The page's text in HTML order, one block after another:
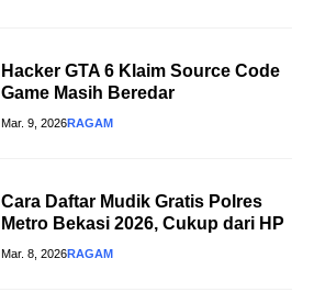
Hacker GTA 6 Klaim Source Code
Game Masih Beredar
Mar. 9, 2026RAGAM
Cara Daftar Mudik Gratis Polres
Metro Bekasi 2026, Cukup dari HP
Mar. 8, 2026RAGAM